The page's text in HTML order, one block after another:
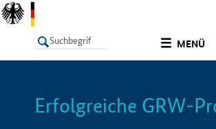
MENÜ
LISTE
Erfolgreiche GRW-